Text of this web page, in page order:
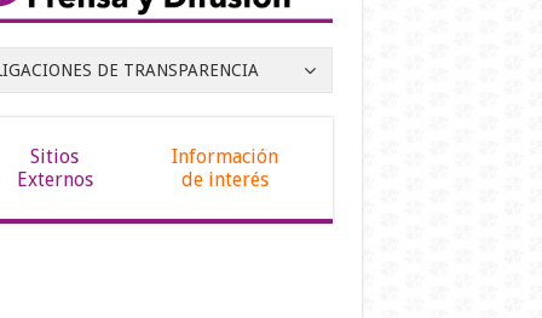
DE TRANSPARENCIA
Sitios
Externos
Información
de interés